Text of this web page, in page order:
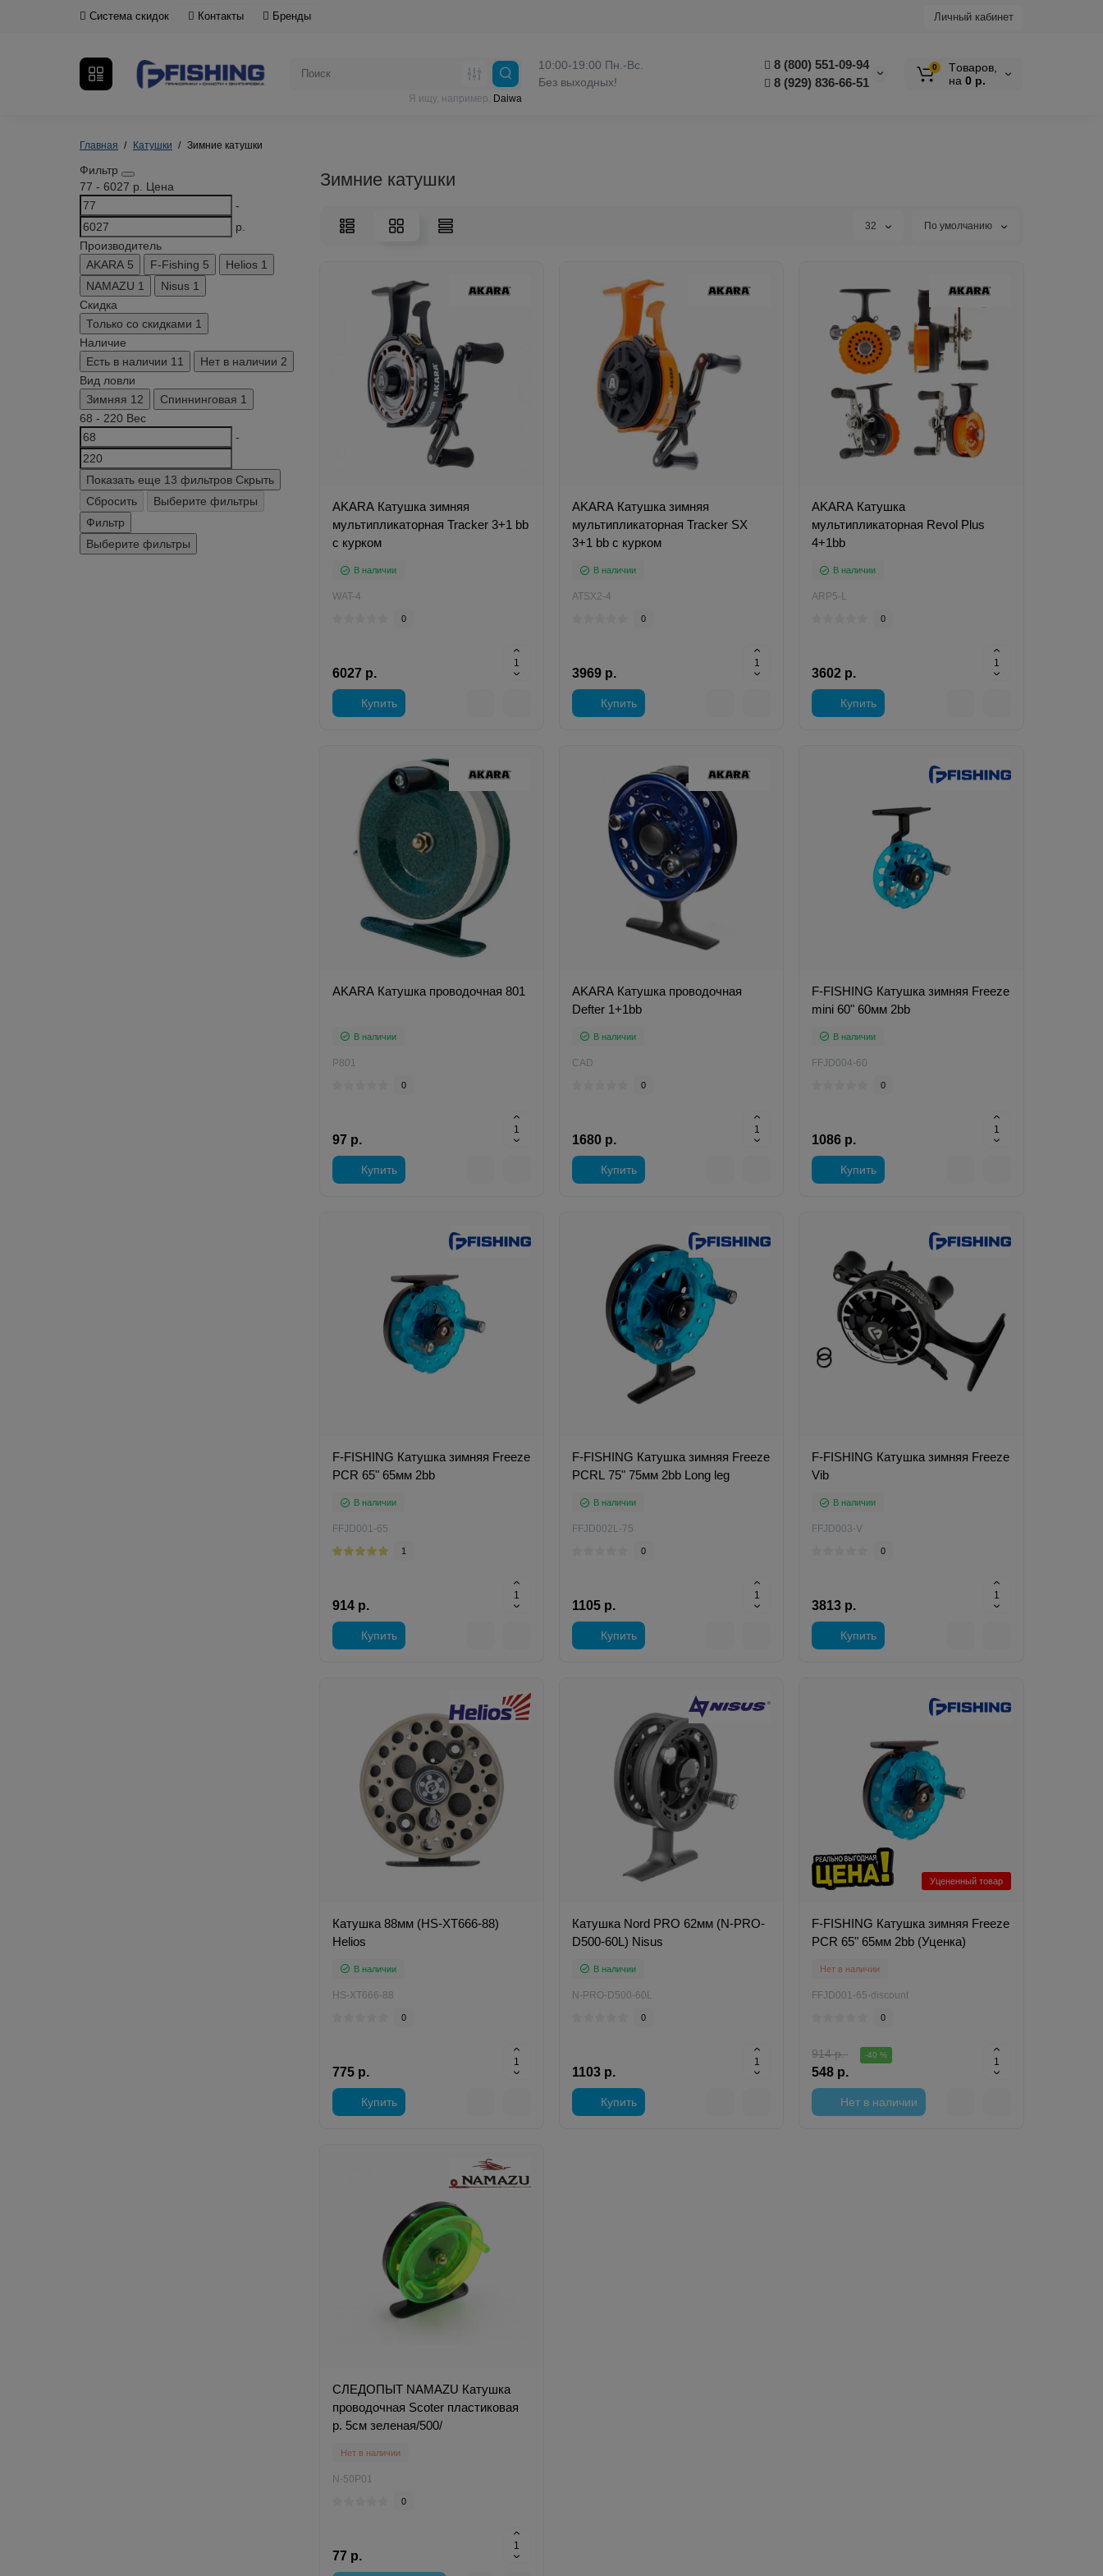
Система скидок Контакты Бренды Личный кабинет
10:00-19:00 Пн.-Вс.
Без выходных!
8 (800) 551-09-94
8 (929) 836-66-51
Я ищу, например, Daiwa
0
Tоваров,
на 0 р.
Главная Катушки Зимние катушки
Фильтр
77 - 6027 р. Цена
-
р.
Производитель
AKARA 5 F-Fishing 5 Helios 1
NAMAZU 1 Nisus 1
Скидка
Только со cкидками 1
Наличие
Есть в наличии 11 Нет в наличии 2
Вид ловли
Зимняя 12 Спиннинговая 1
68 - 220 Вес
-
Показать еще 13 фильтров Скрыть
Сбросить
Выберите фильтры
Фильтр
Выберите фильтры
Зимние катушки
32 По умолчанию
AKARA Катушка зимняя
мультипликаторная Tracker 3+1 bb
с курком
В наличии
WAT-4
0
6027 р.
Купить
AKARA Катушка зимняя
мультипликаторная Tracker SX
3+1 bb с курком
В наличии
ATSX2-4
0
3969 р.
Купить
AKARA Катушка
мультипликаторная Revol Plus
4+1bb
В наличии
ARP5-L
0
3602 р.
Купить
AKARA Катушка проводочная 801
В наличии
P801
0
97 р.
Купить
AKARA Катушка проводочная
Defter 1+1bb
В наличии
CAD
0
1680 р.
Купить
F-FISHING Катушка зимняя Freeze
mini 60" 60мм 2bb
В наличии
FFJD004-60
0
1086 р.
Купить
F-FISHING Катушка зимняя Freeze
PCR 65" 65мм 2bb
В наличии
FFJD001-65
1
914 р.
Купить
F-FISHING Катушка зимняя Freeze
PCRL 75" 75мм 2bb Long leg
В наличии
FFJD002L-75
0
1105 р.
Купить
F-FISHING Катушка зимняя Freeze
Vib
В наличии
FFJD003-V
0
3813 р.
Купить
Катушка 88мм (HS-XT666-88)
Helios
В наличии
HS-XT666-88
0
775 р.
Купить
Катушка Nord PRO 62мм (N-PRO-
D500-60L) Nisus
В наличии
N-PRO-D500-60L
0
1103 р.
Купить
Уцененный товар
F-FISHING Катушка зимняя Freeze
PCR 65" 65мм 2bb (Уценка)
Нет в наличии
FFJD001-65-discount
0
914 р. -40 %
548 р.
Нет в наличии
СЛЕДОПЫТ NAMAZU Катушка
проводочная Scoter пластиковая
р. 5см зеленая/500/
Нет в наличии
N-50P01
0
77 р.